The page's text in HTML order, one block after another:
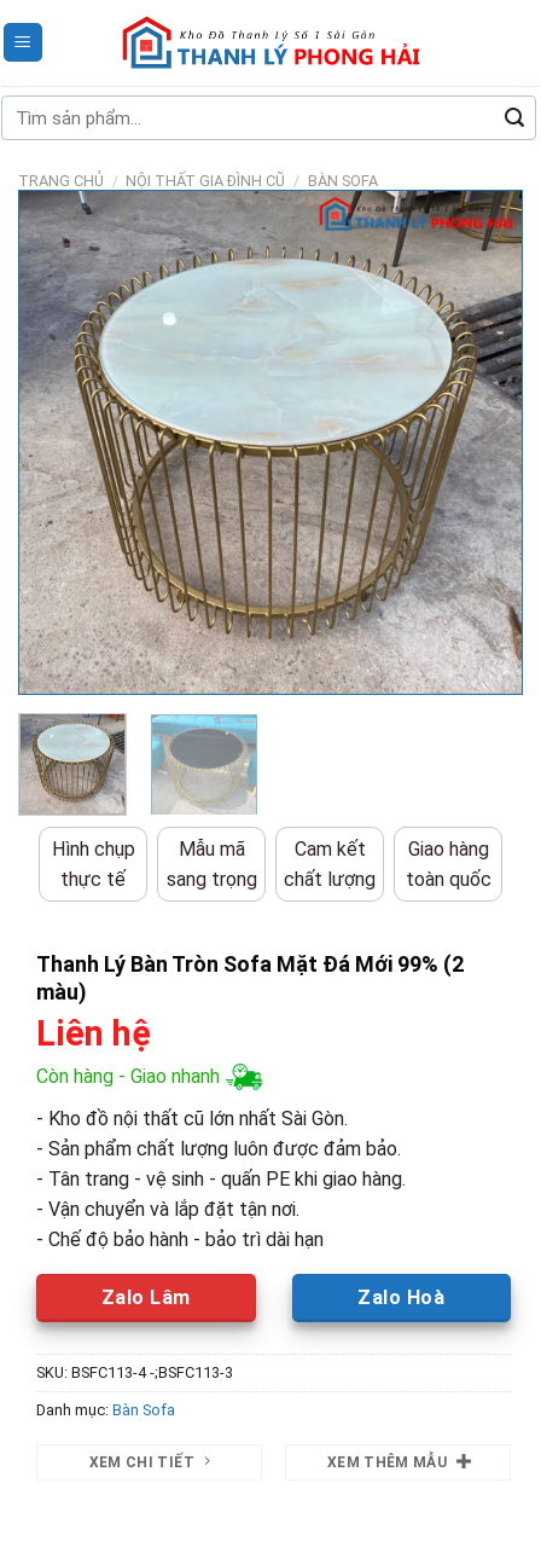
to
Tìm
kiếm:
TRANG CHỦ / NỘI THẤT GIA ĐÌNH CŨ / BÀN SOFA
Hình chụp
thực tế
Mẫu mã
sang trọng
Cam kết
chất lượng
Giao hàng
toàn quốc
Thanh Lý Bàn Tròn Sofa Mặt Đá Mới 99% (2
màu)
Liên hệ
Còn hàng - Giao nhanh
- Kho đồ nội thất cũ lớn nhất Sài Gòn.
- Sản phẩm chất lượng luôn được đảm bảo.
- Tân trang - vệ sinh - quấn PE khi giao hàng.
- Vận chuyển và lắp đặt tận nơi.
- Chế độ bảo hành - bảo trì dài hạn
Zalo Lâm Zalo Hoà
SKU: BSFC113-4 -;BSFC113-3
Danh mục: Bàn Sofa
XEM CHI TIẾT XEM THÊM MẪU